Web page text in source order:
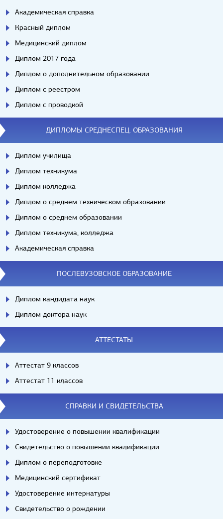
Академическая справка
Красный диплом
Медицинский диплом
Диплом 2017 года
Диплом о дополнительном образовании
Диплом с реестром
Диплом с проводкой
ДИПЛОМЫ СРЕДНЕСПЕЦ. ОБРАЗОВАНИЯ
Диплом училища
Диплом техникума
Диплом колледжа
Диплом о среднем техническом образовании
Диплом о среднем образовании
Диплом техникума, колледжа
Академическая справка
ПОСЛЕВУЗОВСКОЕ ОБРАЗОВАНИЕ
Диплом кандидата наук
Диплом доктора наук
АТТЕСТАТЫ
Аттестат 9 классов
Аттестат 11 классов
СПРАВКИ И СВИДЕТЕЛЬСТВА
Удостоверение о повышении квалификации
Свидетельство о повышении квалификации
Диплом о переподготовке
Медицинский сертификат
Удостоверение интернатуры
Свидетельство о рождении